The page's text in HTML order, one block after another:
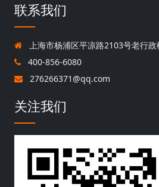
联系我们
上海市杨浦区平凉路2103号老行
400-856-6080
276266371@qq.com
关注我们